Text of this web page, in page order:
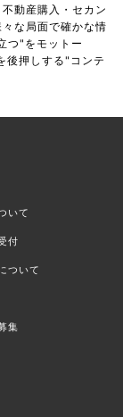
動産購入・セカン
な局面で確かな情
つ"をモットー
後押しする"コンテ
いて
付
ついて
集